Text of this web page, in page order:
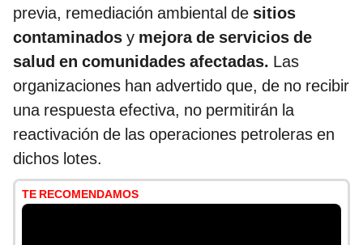
previa, remediación ambiental de sitios
contaminados y mejora de servicios de
salud en comunidades afectadas. Las
organizaciones han advertido que, de no recibir
una respuesta efectiva, no permitirán la
reactivación de las operaciones petroleras en
dichos lotes.
TE RECOMENDAMOS